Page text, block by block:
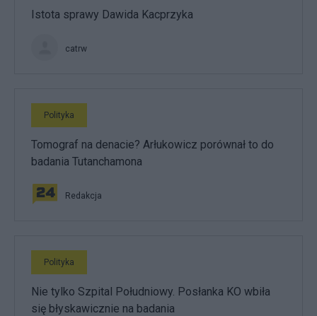
Istota sprawy Dawida Kacprzyka
catrw
Polityka
Tomograf na denacie? Arłukowicz porównał to do
badania Tutanchamona
Redakcja
Polityka
Nie tylko Szpital Południowy. Posłanka KO wbiła
się błyskawicznie na badania